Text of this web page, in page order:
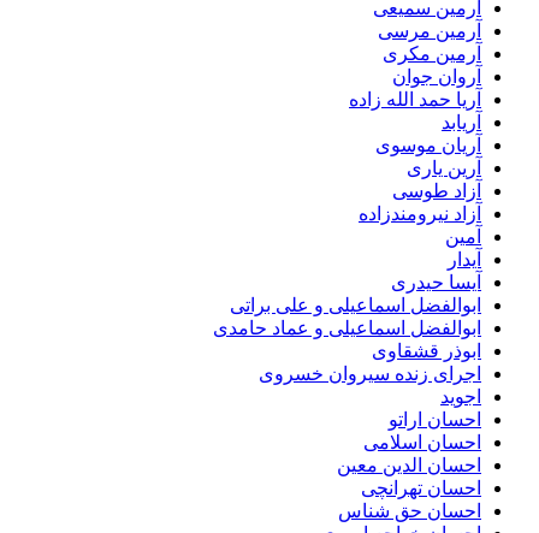
آرمین سمیعی
آرمین مرسی
آرمین مکری
آروان جوان
آریا حمد الله زاده
آریابد
آریان موسوی
آرین یاری
آزاد طوسی
آزاد نیرومندزاده
آمین
آیدار
آیسا حیدری
ابوالفضل اسماعیلی و علی براتی
ابوالفضل اسماعیلی و عماد حامدی
ابوذر قشقاوی
اجرای زنده سیروان خسروی
اجوید
احسان اراتو
احسان اسلامی
احسان الدین معین
احسان تهرانچی
احسان حق شناس